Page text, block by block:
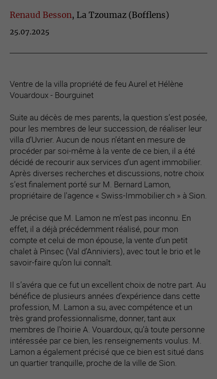
Renaud Besson, La Tzoumaz (Bofflens)
25.07.2025
Ventre de la villa propriété de feu Aurel et Hélène
Vouardoux - Bourguinet
Suite au décès de mes parents, la question s’est posée,
pour les membres de leur succession, de réaliser leur
villa d’Uvrier. Aucun de nous n’étant en mesure de
procéder par soi-même à la vente de ce bien, il a été
décidé de recourir aux services d’un agent immobilier.
Après diverses recherches et discussions, notre choix
s’est finalement porté sur M. Bernard Lamon,
propriétaire de l'agence « Swiss-Immobilier.ch » à Sion.
Je précise que M. Lamon ne m’est pas inconnu. En
effet, il a déjà précédemment réalisé, pour mon
compte et celui de mon épouse, la vente d’un petit
chalet à Pinsec (Val d’Anniviers), avec tout le brio et le
savoir-faire qu’on lui connaît.
Il s’avéra que ce fut un excellent choix de notre part. Au
bénéfice de plusieurs années d’expérience dans cette
profession, M. Lamon a su, avec compétence et un
très grand professionnalisme, donner, tant aux
membres de l’hoirie A. Vouardoux, qu’à toute personne
intéressée par ce bien, les renseignements voulus. M.
Lamon a également précisé que ce bien est situé dans
un quartier tranquille, proche de la ville de Sion.